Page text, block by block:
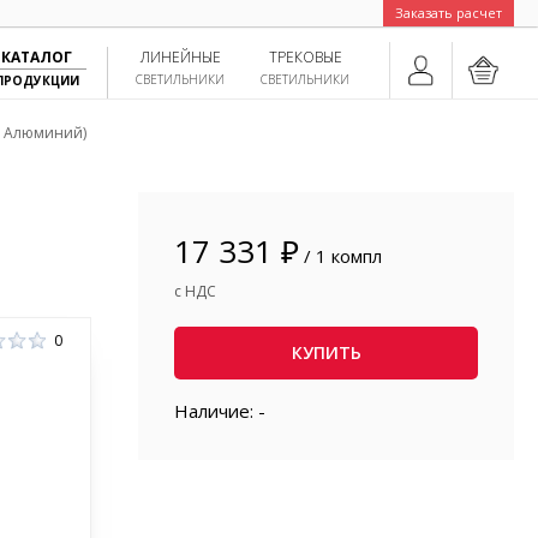
Заказать расчет
ТРЕКОВЫЕ
СВЕТИЛЬНИКИ
ЛИНЕЙНЫЕ
СВЕТИЛЬНИКИ
КАТАЛОГ
Алюминий)
0
17 331 ₽ / 1 компл
с НДС
КУПИТЬ
Наличие: -